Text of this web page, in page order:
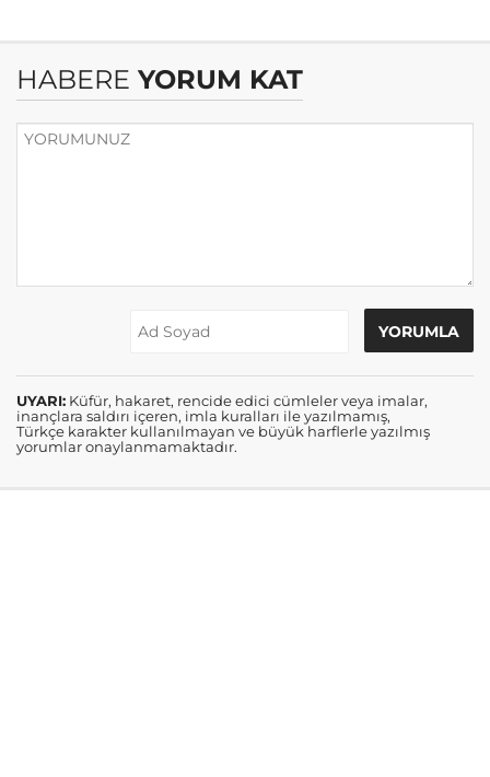
HABERE YORUM KAT
UYARI: Küfür, hakaret, rencide edici cümleler veya imalar,
inançlara saldırı içeren, imla kuralları ile yazılmamış,
Türkçe karakter kullanılmayan ve büyük harflerle yazılmış
yorumlar onaylanmamaktadır.